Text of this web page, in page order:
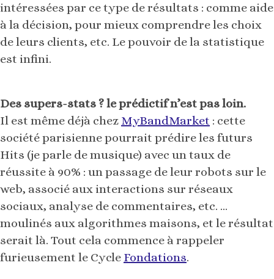
intéressées par ce type de résultats : comme aide
à la décision, pour mieux comprendre les choix
de leurs clients, etc. Le pouvoir de la statistique
est infini.
Des supers-stats ? le prédictif n’est pas loin.
Il est même déjà chez MyBandMarket : cette
société parisienne pourrait prédire les futurs
Hits (je parle de musique) avec un taux de
réussite à 90% : un passage de leur robots sur le
web, associé aux interactions sur réseaux
sociaux, analyse de commentaires, etc. …
moulinés aux algorithmes maisons, et le résultat
serait là. Tout cela commence à rappeler
furieusement le Cycle Fondations.